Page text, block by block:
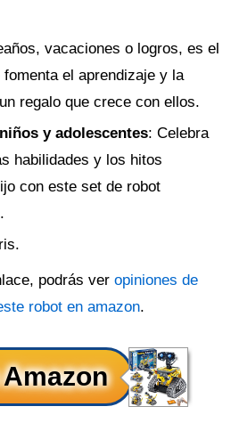
vacaciones o logros, es el
el aprendizaje y la
regalo que crece con ellos.
y adolescentes: Celebra
habilidades y los hitos
con este set de robot
podrás ver opiniones de
robot en amazon.